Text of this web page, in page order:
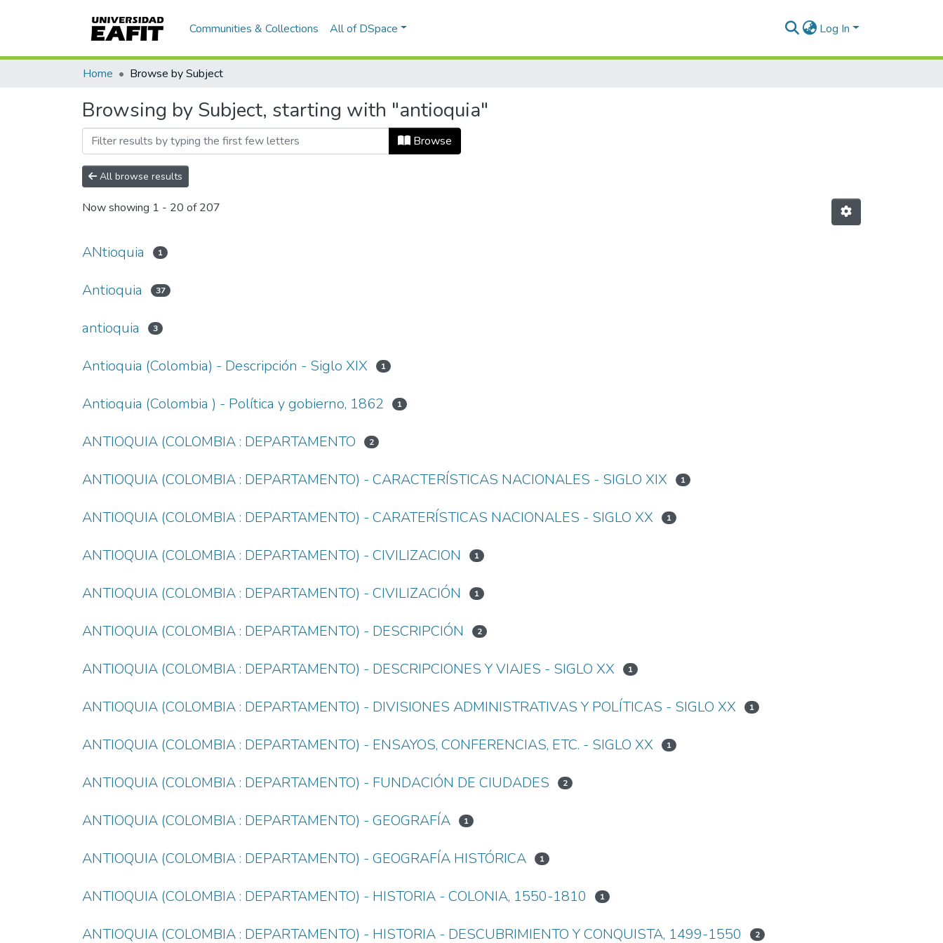
Communities & Collections All of DSpace Log In
Home Browse by Subject
Browsing by Subject, starting with "antioquia"
Browse
All browse results
Now showing 1 - 20 of 207
ANtioquia 1
Antioquia 37
antioquia 3
Antioquia (Colombia) - Descripción - Siglo XIX 1
Antioquia (Colombia ) - Política y gobierno, 1862 1
ANTIOQUIA (COLOMBIA : DEPARTAMENTO 2
ANTIOQUIA (COLOMBIA : DEPARTAMENTO) - CARACTERÍSTICAS NACIONALES - SIGLO XIX 1
ANTIOQUIA (COLOMBIA : DEPARTAMENTO) - CARATERÍSTICAS NACIONALES - SIGLO XX 1
ANTIOQUIA (COLOMBIA : DEPARTAMENTO) - CIVILIZACION 1
ANTIOQUIA (COLOMBIA : DEPARTAMENTO) - CIVILIZACIÓN 1
ANTIOQUIA (COLOMBIA : DEPARTAMENTO) - DESCRIPCIÓN 2
ANTIOQUIA (COLOMBIA : DEPARTAMENTO) - DESCRIPCIONES Y VIAJES - SIGLO XX 1
ANTIOQUIA (COLOMBIA : DEPARTAMENTO) - DIVISIONES ADMINISTRATIVAS Y POLÍTICAS - SIGLO XX 1
ANTIOQUIA (COLOMBIA : DEPARTAMENTO) - ENSAYOS, CONFERENCIAS, ETC. - SIGLO XX 1
ANTIOQUIA (COLOMBIA : DEPARTAMENTO) - FUNDACIÓN DE CIUDADES 2
ANTIOQUIA (COLOMBIA : DEPARTAMENTO) - GEOGRAFÍA 1
ANTIOQUIA (COLOMBIA : DEPARTAMENTO) - GEOGRAFÍA HISTÓRICA 1
ANTIOQUIA (COLOMBIA : DEPARTAMENTO) - HISTORIA - COLONIA, 1550-1810 1
ANTIOQUIA (COLOMBIA : DEPARTAMENTO) - HISTORIA - DESCUBRIMIENTO Y CONQUISTA, 1499-1550 2